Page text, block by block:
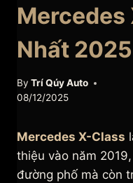
Mercedes
Nhất 2025
By Trí Qúy Auto
08/12/2025
Mercedes X-Class
thiệu vào năm
đường phố mà còn